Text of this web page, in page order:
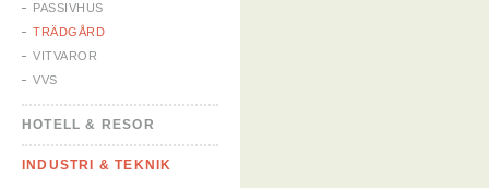
PASSIVHUS
TRÄDGÅRD
VITVAROR
VVS
HOTELL & RESOR
INDUSTRI & TEKNIK